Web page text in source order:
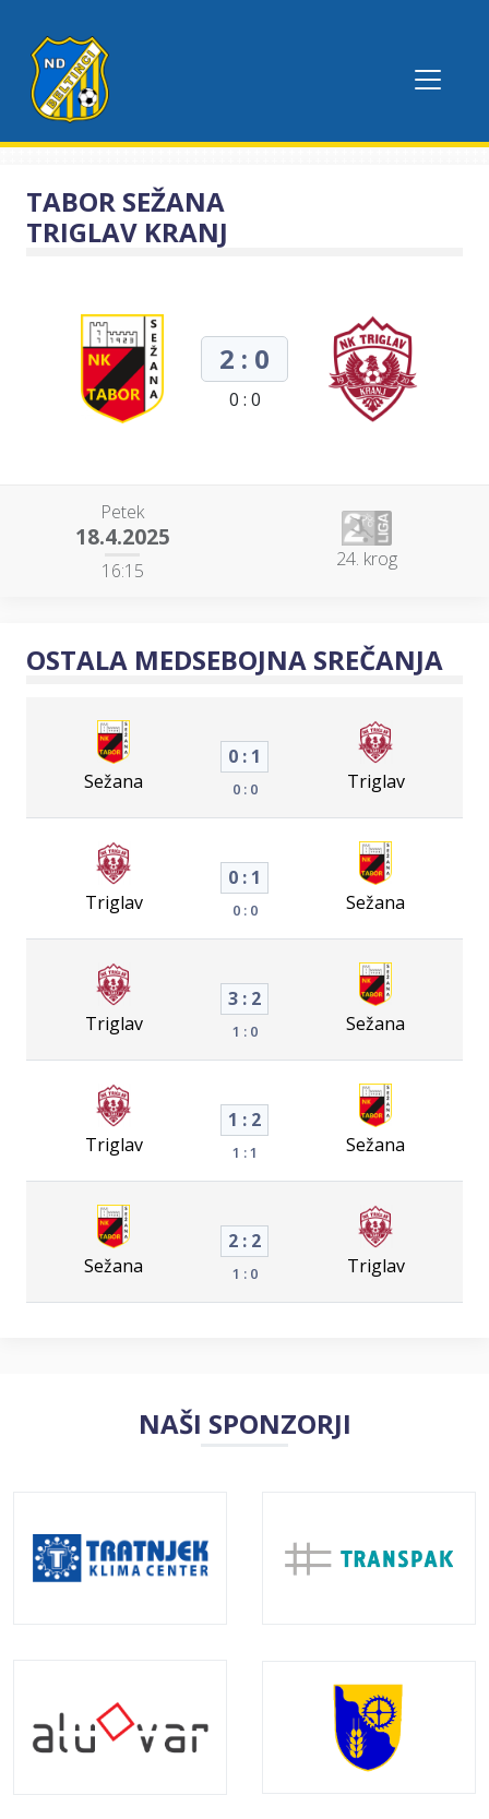
TABOR SEŽANA
TRIGLAV KRANJ
2 : 0
0 : 0
Petek
18.4.2025
16:15 24. krog
OSTALA MEDSEBOJNA SREČANJA
Sežana
0 : 1
0 : 0 Triglav
Triglav
0 : 1
0 : 0 Sežana
Triglav
3 : 2
1 : 0 Sežana
Triglav
1 : 2
1 : 1 Sežana
Sežana
2 : 2
1 : 0 Triglav
NAŠI SPONZORJI